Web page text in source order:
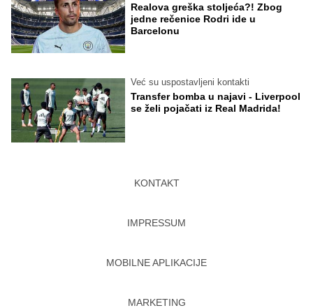
Realova greška stoljeća?! Zbog
jedne rečenice Rodri ide u
Barcelonu
Već su uspostavljeni kontakti
Transfer bomba u najavi - Liverpool
se želi pojačati iz Real Madrida!
KONTAKT
IMPRESSUM
MOBILNE APLIKACIJE
MARKETING